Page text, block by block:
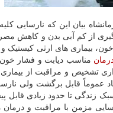
بیان این که نارسایی کلیه
از کم آبی بدن و کاهش
بیماری های ارثی کیستیک و
مناسب دیابت و فشار
تشخیص و مراقبت از
عموماً قابل برگشت ولی
زندگی تا حدود زیادی
مزمن با مراقبت و